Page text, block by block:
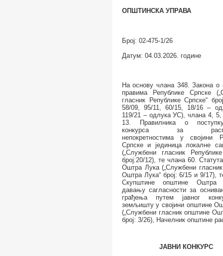
ОПШТИНСКА УПРАВА
Број: 02-475-1/26
Датум: 04.03.2026. године
На основу члана 348. Закона о
правима Републике Српске
гласник Републике Српске“
58/09, 95/11, 60/15, 18/16 –
119/21 – одлука УС), члана 4,
13. Правилника о
конкурса за
непокретностима у својини
Српске и јединица локалне
(„Службени гласник
број:20/12), те члана 60.
Оштра Лука („Службени
Оштра Лука“ број: 6/15 и 9/17),
Скупштине општине
давању сагласности за
грађења путем јавног
земљишту у својини општине
(„Службени гласник општине
број: 3/26), Начелник општине
ЈАВНИ КОНКУРС